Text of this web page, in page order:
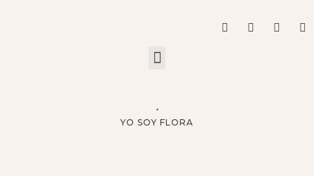
YO SOY FLORA